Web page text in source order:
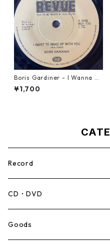
Boris Gardiner - I Wanna W
ake Up With You【7-2192
4】
¥1,700
Record
Mento,Calypso,Ballad
Ska
CD・DVD
Goods